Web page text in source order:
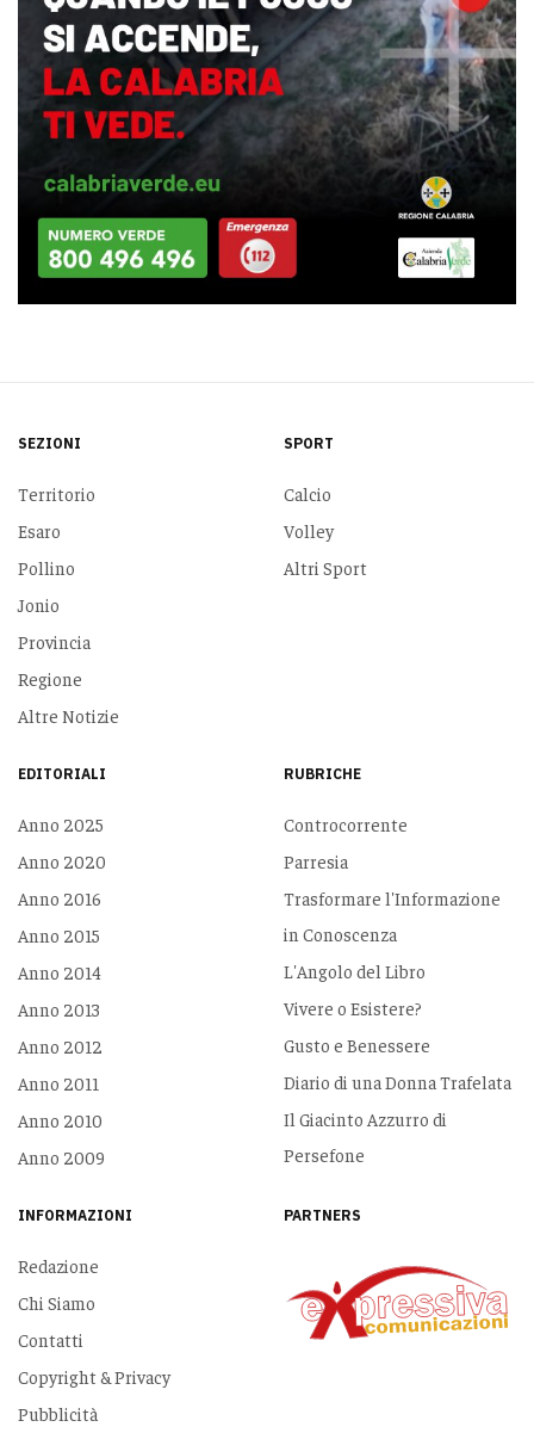
SEZIONI
Territorio
Esaro
Pollino
Jonio
Provincia
Regione
Altre Notizie
SPORT
Calcio
Volley
Altri Sport
EDITORIALI
Anno 2025
Anno 2020
Anno 2016
Anno 2015
Anno 2014
Anno 2013
Anno 2012
Anno 2011
Anno 2010
Anno 2009
RUBRICHE
Controcorrente
Parresia
Trasformare l'Informazione
in Conoscenza
L'Angolo del Libro
Vivere o Esistere?
Gusto e Benessere
Diario di una Donna Trafelata
Il Giacinto Azzurro di
Persefone
INFORMAZIONI
Redazione
Chi Siamo
Contatti
Copyright & Privacy
Pubblicità
PARTNERS